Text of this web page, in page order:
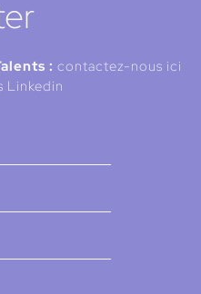
: contactez-nous ici
Linkedin